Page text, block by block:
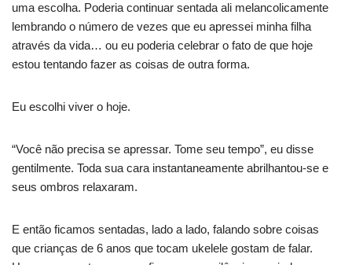
uma escolha. Poderia continuar sentada ali melancolicamente
lembrando o número de vezes que eu apressei minha filha
através da vida… ou eu poderia celebrar o fato de que hoje
estou tentando fazer as coisas de outra forma.
Eu escolhi viver o hoje.
“Você não precisa se apressar. Tome seu tempo”, eu disse
gentilmente. Toda sua cara instantaneamente abrilhantou-se e
seus ombros relaxaram.
E então ficamos sentadas, lado a lado, falando sobre coisas
que crianças de 6 anos que tocam ukelele gostam de falar.